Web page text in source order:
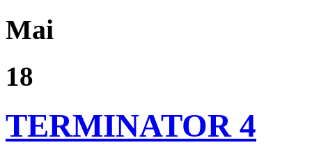
Mai
18
TERMINATOR 4